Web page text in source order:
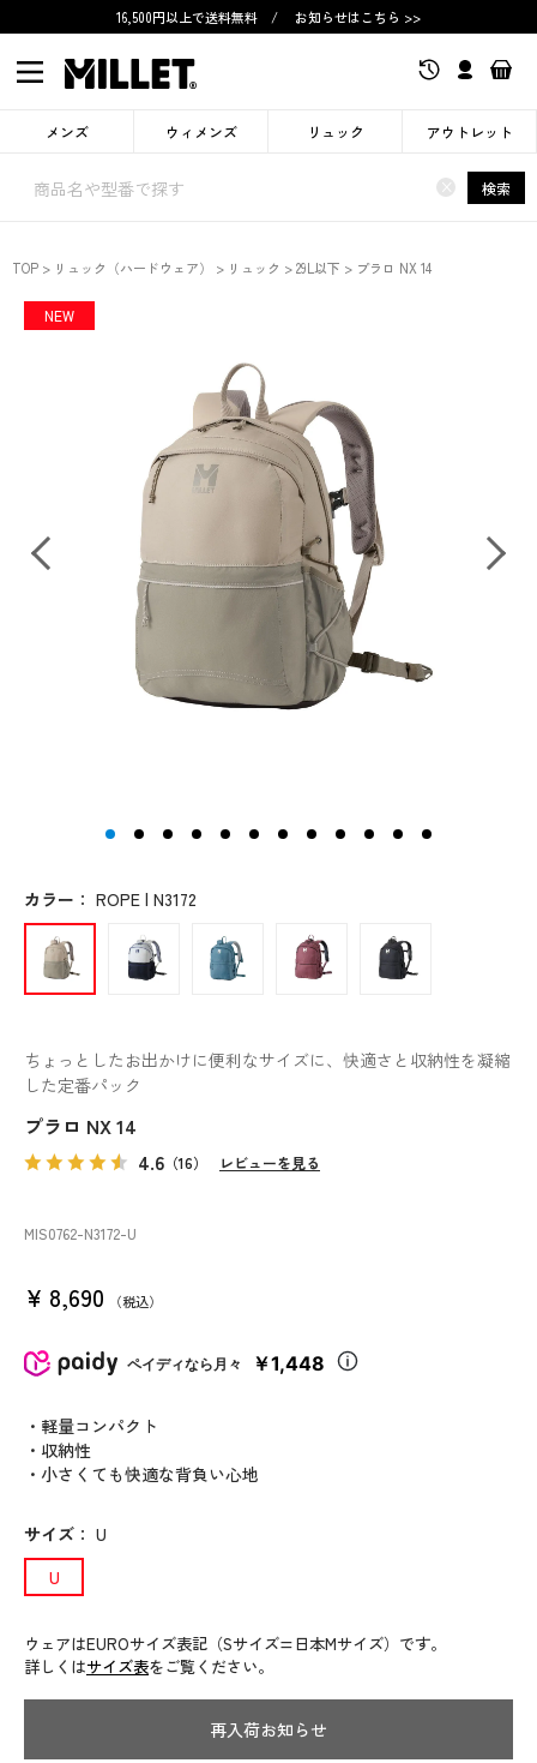
16,500円以上で送料無料 / お知らせはこちら >>
メンズ ウィメンズ リュック アウトレット
× 検索
TOP リュック（ハードウェア） リュック 29L以下 プラロ NX 14
ちょっとしたお出かけに便利なサイズに、快適さと収納性を凝縮
した定番パック
プラロ NX 14
4.6 （16） レビューを見る
MIS0762-N3172-U
NEW
¥ 8,690 税込
ペイディなら月々 ￥1,448
・軽量コンパクト
・収納性
・小さくても快適な背負い心地
カラー ： ROPE | N3172
サイズ ： U
U
ウェアはEUROサイズ表記（Sサイズ=日本Mサイズ）です。
詳しくはサイズ表をご覧ください。
再入荷お知らせ